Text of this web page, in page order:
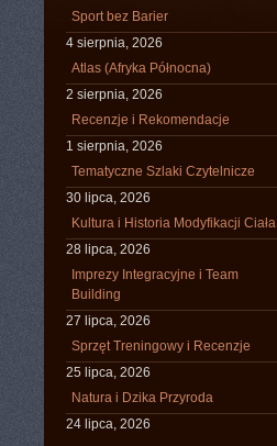
Sport bez Barier
4 sierpnia, 2026
Atlas (Afryka Północna)
2 sierpnia, 2026
Recenzje i Rekomendacje
1 sierpnia, 2026
Tematyczne Szlaki Czytelnicze
30 lipca, 2026
Kultura i Historia Modyfikacji Ciała
28 lipca, 2026
Imprezy Integracyjne i Team
Building
27 lipca, 2026
Sprzęt Treningowy i Recenzje
25 lipca, 2026
Natura i Dzika Przyroda
24 lipca, 2026